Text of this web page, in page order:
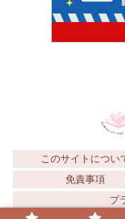
このサイトについ
免責事項
プ